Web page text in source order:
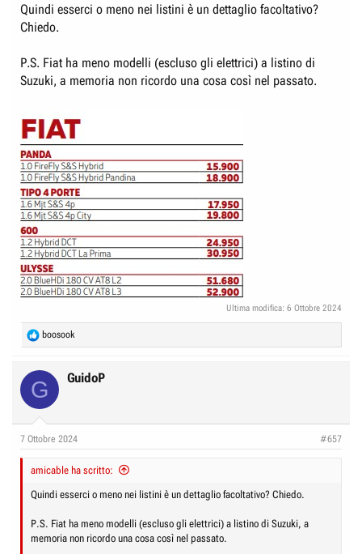
Quindi esserci o meno nei listini è un dettaglio facoltativo?
Chiedo.
P.S. Fiat ha meno modelli (escluso gli elettrici) a listino di
Suzuki, a memoria non ricordo una cosa così nel passato.
Ultima modifica: 6 Ottobre 2024
R
e
t
s
boosook
G GuidoP
7 Ottobre 2024 #657
amicable ha scritto:
Quindi esserci o meno nei listini è un dettaglio facoltativo? Chiedo.
P.S. Fiat ha meno modelli (escluso gli elettrici) a listino di Suzuki, a
memoria non ricordo una cosa così nel passato.